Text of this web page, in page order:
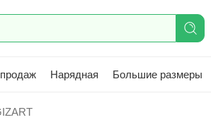
Нарядная Большие размеры